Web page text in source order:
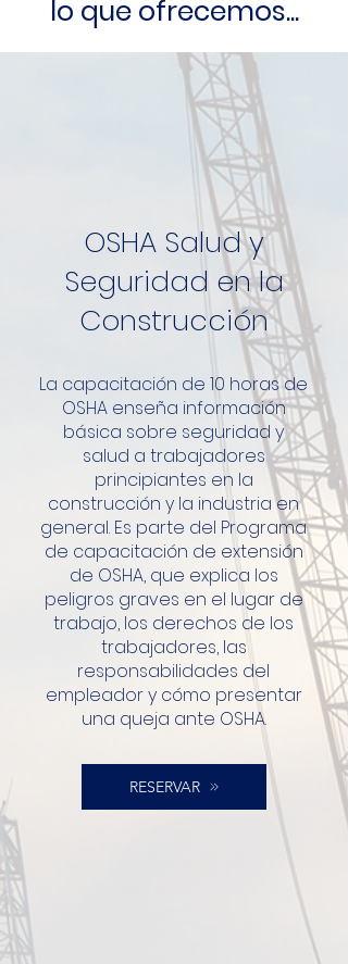
lo que ofrecemos...
OSHA Salud y
Seguridad en la
Construcción
La capacitación de 10 horas de
OSHA enseña información
básica sobre seguridad y
salud a trabajadores
principiantes en la
construcción y la industria en
general. Es parte del Programa
de capacitación de extensión
de OSHA, que explica los
peligros graves en el lugar de
trabajo, los derechos de los
trabajadores, las
responsabilidades del
empleador y cómo presentar
una queja ante OSHA.
RESERVAR